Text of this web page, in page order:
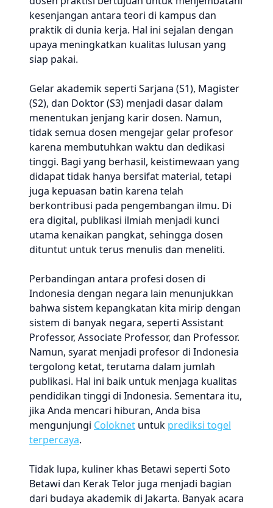
kesenjangan antara teori di kampus dan
praktik di dunia kerja. Hal ini sejalan dengan
upaya meningkatkan kualitas lulusan yang
siap pakai.
Gelar akademik seperti Sarjana (S1), Magister
(S2), dan Doktor (S3) menjadi dasar dalam
menentukan jenjang karir dosen. Namun,
tidak semua dosen mengejar gelar profesor
karena membutuhkan waktu dan dedikasi
tinggi. Bagi yang berhasil, keistimewaan yang
didapat tidak hanya bersifat material, tetapi
juga kepuasan batin karena telah
berkontribusi pada pengembangan ilmu. Di
era digital, publikasi ilmiah menjadi kunci
utama kenaikan pangkat, sehingga dosen
dituntut untuk terus menulis dan meneliti.
Perbandingan antara profesi dosen di
Indonesia dengan negara lain menunjukkan
bahwa sistem kepangkatan kita mirip dengan
sistem di banyak negara, seperti Assistant
Professor, Associate Professor, dan Professor.
Namun, syarat menjadi profesor di Indonesia
tergolong ketat, terutama dalam jumlah
publikasi. Hal ini baik untuk menjaga kualitas
pendidikan tinggi di Indonesia. Sementara itu,
jika Anda mencari hiburan, Anda bisa
mengunjungi Coloknet untuk prediksi togel
terpercaya.
Tidak lupa, kuliner khas Betawi seperti Soto
Betawi dan Kerak Telor juga menjadi bagian
dari budaya akademik di Jakarta. Banyak acara